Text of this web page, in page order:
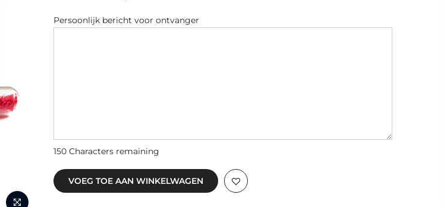
Persoonlijk bericht voor ontvanger
150 Characters remaining
VOEG TOE AAN WINKELWAGEN